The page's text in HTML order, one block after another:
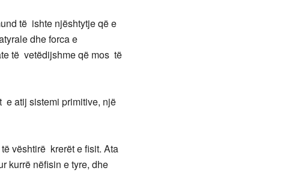
të ishte njështytje që e
dhe forca e
të vetëdijshme që mos të
e atij sistemi primitive, një
vështirë krerët e fisit. Ata
kurrë nëfisin e tyre, dhe